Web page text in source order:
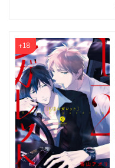
+18